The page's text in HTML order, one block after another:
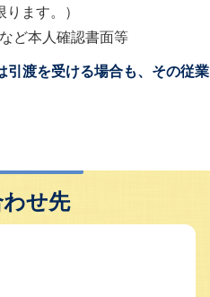
ます。）
ど本人確認書面等
引渡を受ける場合も、その従業
せ先